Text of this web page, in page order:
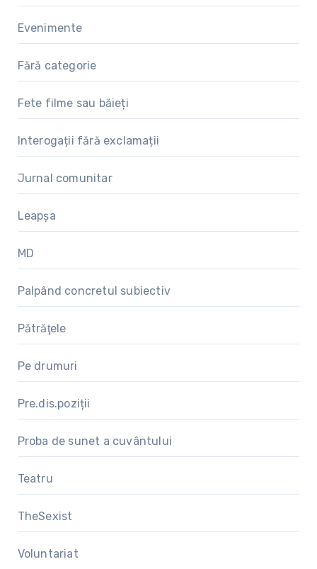
Evenimente
Fără categorie
Fete filme sau băieți
Interogații fără exclamații
Jurnal comunitar
Leapșa
MD
Palpând concretul subiectiv
Pătrăţele
Pe drumuri
Pre.dis.poziții
Proba de sunet a cuvântului
Teatru
TheSexist
Voluntariat